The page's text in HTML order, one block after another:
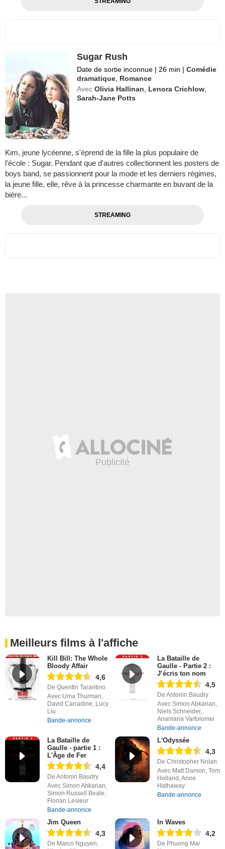
Sugar Rush
Date de sortie inconnue | 26 min | Comédie
dramatique Romance
Avec Olivia Hallinan Lenora Crichlow
Sarah-Jane Potts
Kim, jeune lycéenne, s'éprend de la fille la plus populaire de
l'école : Sugar. Pendant que d'autres collectionnent les posters de
boys band, se passionnent pour la mode et les derniers régimes,
la jeune fille, elle, rêve à la princesse charmante en buvant de la
bière...
STREAMING
Meilleurs films à l'affiche
Kill Bill: The Whole
Bloody Affair
4,6
De Quentin Tarantino
Avec Uma Thurman,
David Carradine, Lucy
Liu
Bande-annonce
La Bataille de
Gaulle - Partie 2 :
J’écris ton nom
4,5
De Antonin Baudry
Avec Simon Abkarian,
Niels Schneider,
Anamaria Vartolomei
Bande-annonce
La Bataille de
Gaulle - partie 1 :
L'Âge de Fer
4,4
De Antonin Baudry
Avec Simon Abkarian,
Simon Russell Beale,
Florian Lesieur
Bande-annonce
L'Odyssée
4,3
De Christopher Nolan
Avec Matt Damon, Tom
Holland, Anne
Hathaway
Bande-annonce
Jim Queen
4,3
De Marco Nguyen,
In Waves
4,2
De Phuong Mai